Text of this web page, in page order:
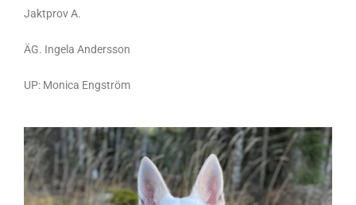
Jaktprov A.
ÄG. Ingela Andersson
UP: Monica Engström